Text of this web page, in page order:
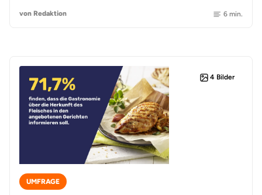
von Redaktion 6 min.
4 Bilder
UMFRAGE